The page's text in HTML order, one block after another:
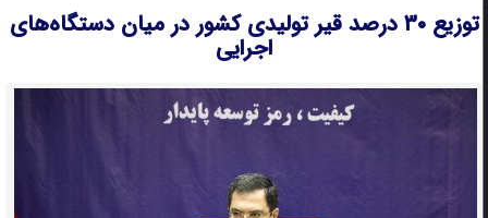
توزیع ۳۰ درصد قیر تولیدی کشور در میان دستگاه‌های
اجرایی